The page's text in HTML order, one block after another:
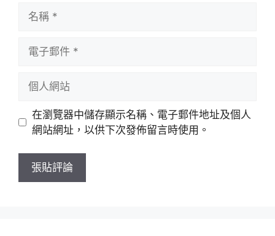
站
在瀏覽器中儲存顯示名稱、電子郵件地址及個人
網站網址，以供下次發佈留言時使用。